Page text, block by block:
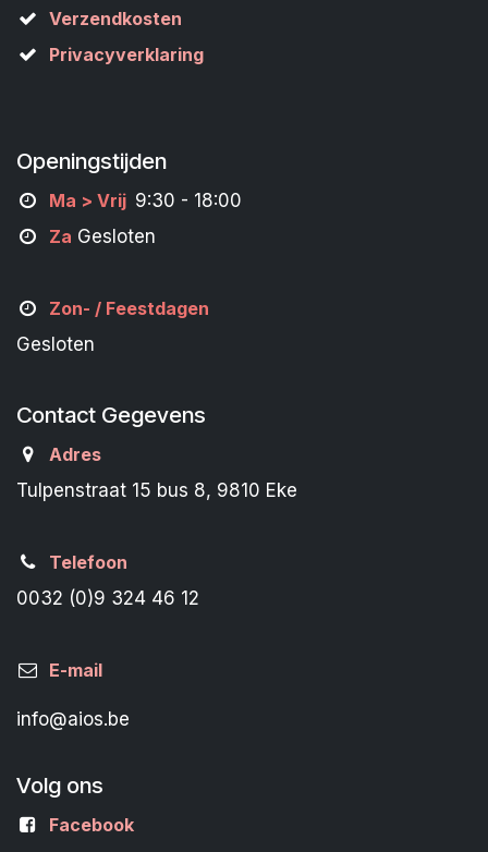
Verzendkosten
Privacyverklaring
Openingstijden
Ma > Vrij 9:30 - 18:00
Za Gesloten
Zon- / Feestdagen
Gesloten
Contact Gegevens
Adres
Tulpenstraat 15 bus 8, 9810 Eke
Telefoon
0032 (0)9 324 46 12
E-mail
info@aios.be
Volg ons
Facebook